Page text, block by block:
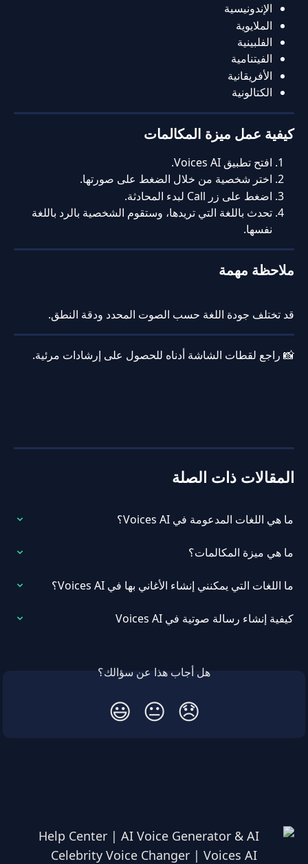
الإندونيسية
الملايوية
الفلبينية
الفيتنامية
الأفريقانية
الكتالونية
كيفية عمل ميزة المكالمات
افتح تطبيق Voices AI.
اختر شخصية من خلال الضغط على صورتها.
اضغط على زر Call لبدء المحادثة.
تحدث باللغة التي تريدها، وستقوم الشخصية بالرد باللغة
نفسها.
ملاحظة مهمة
قد تختلف جودة اللغة حسب الصوت المحدد ودقة النطق.
📸 راجع لقطات الشاشة أدناه للحصول على إرشادات مرئية.
المقالات ذات الصلة
ما هي اللغات المدعومة في Voices AI؟
ما هي ميزة المكالمات؟
ما اللغات التي يمكنني إنشاء الأغاني بها في Voices AI؟
كيفية إنشاء رسالة صوتية في Voices AI
هل أجاب هذا عن سؤالك؟
😞
😐
😃